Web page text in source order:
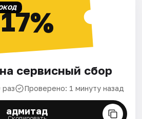
17%
сервисный сбор
Проверено: 1 минуту назад
адмитад